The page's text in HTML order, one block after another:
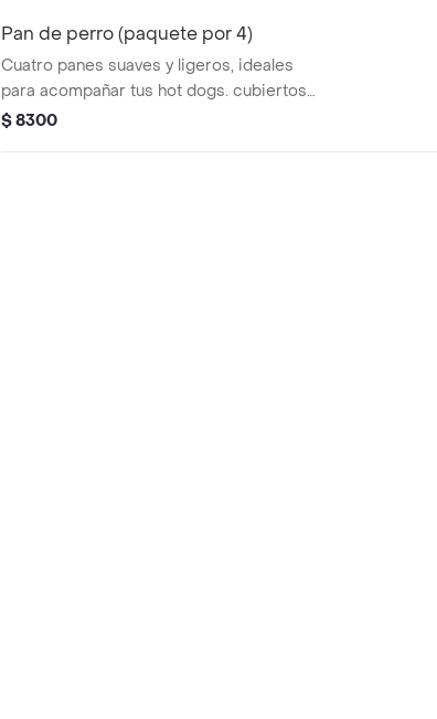
irresistibles en casa!
Pan de perro (paquete por 4)
Cuatro panes suaves y ligeros, ideales
para acompañar tus hot dogs. cubiertos
con ajonjolí natural, añaden un toque de
$ 8300